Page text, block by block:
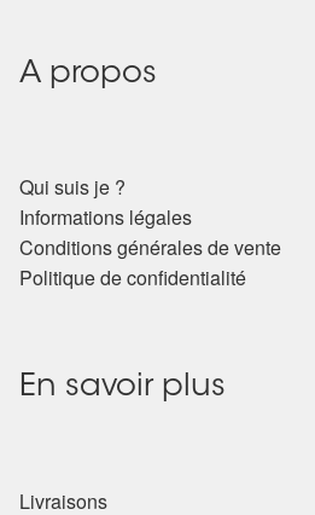
A propos
Qui suis je ?
Informations légales
Conditions générales de vente
Politique de confidentialité
En savoir plus
Livraisons